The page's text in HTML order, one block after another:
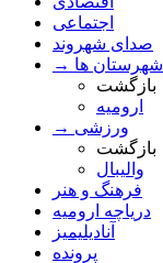
اجتماعی
صدای شهروند
→ شهرستان ها
ارومیه
→ ورزشی
والیبال
فرهنگ و هنر
دریاچه ارومیه
آنادیلیمیز
پرونده